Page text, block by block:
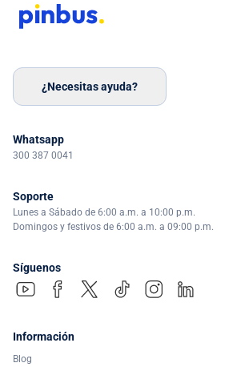
¿Necesitas ayuda?
Whatsapp
300 387 0041
Soporte
Lunes a Sábado de 6:00 a.m. a 10:00 p.m.
Domingos y festivos de 6:00 a.m. a 09:00 p.m.
Síguenos
Información
Blog